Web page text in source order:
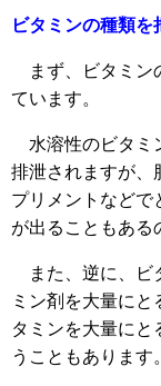
ビタミンの種類を
まず、ビタミン
ています。
水溶性のビタミ
排泄されますが、
プリメントなどで
が出ることもある
また、逆に、ビ
ミン剤を大量に
タミンを大量にと
うこともあります。